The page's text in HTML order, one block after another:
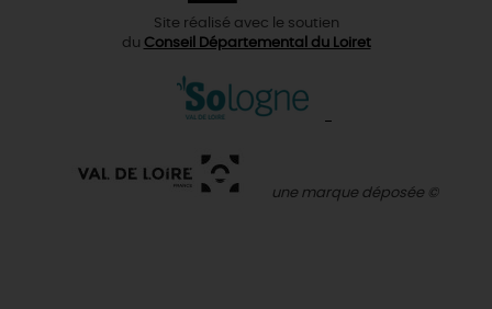
Site réalisé avec le soutien
du Conseil Départemental du Loiret
une marque déposée ©